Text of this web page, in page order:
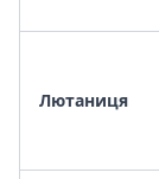
Лютаниця